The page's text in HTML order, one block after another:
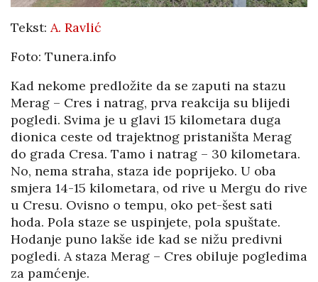
Tekst: A. Ravlić
Foto: Tunera.info
Kad nekome predložite da se zaputi na stazu
Merag – Cres i natrag, prva reakcija su blijedi
pogledi. Svima je u glavi 15 kilometara duga
dionica ceste od trajektnog pristaništa Merag
do grada Cresa. Tamo i natrag – 30 kilometara.
No, nema straha, staza ide poprijeko. U oba
smjera 14-15 kilometara, od rive u Mergu do rive
u Cresu. Ovisno o tempu, oko pet-šest sati
hoda. Pola staze se uspinjete, pola spuštate.
Hodanje puno lakše ide kad se nižu predivni
pogledi. A staza Merag – Cres obiluje pogledima
za pamćenje.